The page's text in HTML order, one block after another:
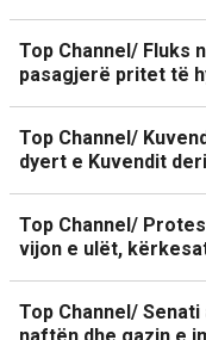
Top Channel/ Fluks
pasagjerë pritet të
Top Channel/
dyert e Kuvendit
Top Channel/
vijon e ulët,
Top Channel/